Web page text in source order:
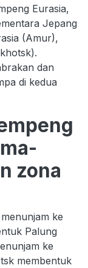
Eurasia,
Jepang
(Amur),
dan
di kedua
zona
ke
Palung
ke
membentuk